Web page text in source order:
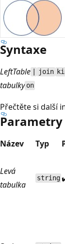
Syntaxe
LeftTable join
tabulky on
Přečtěte si další
Parametry
Název Typ
Levá
tabulka
string